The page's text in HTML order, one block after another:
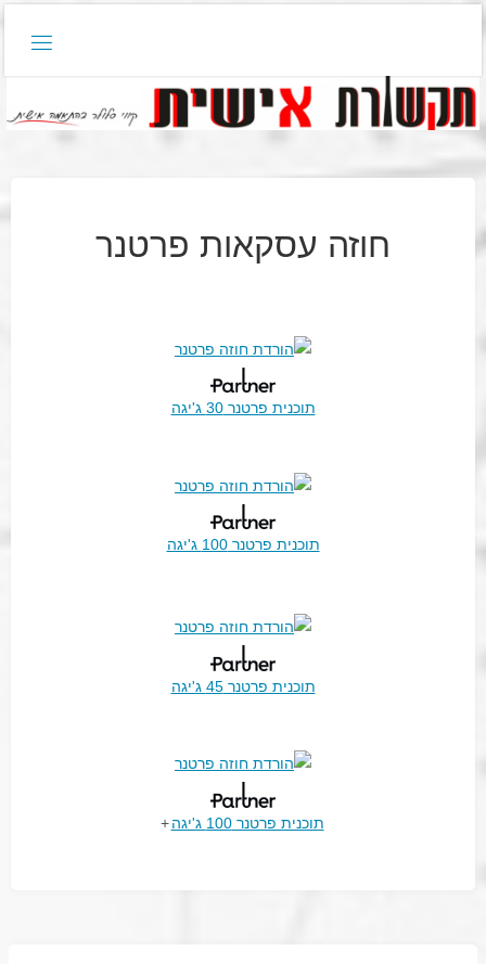
חוזה עסקאות פרטנר
תוכנית פרטנר 45 ג'יגה
תוכנית פרטנר 100 ג'יגה +
תוכנית פרטנר 30 ג'יגה
תוכנית פרטנר 100 ג'יגה